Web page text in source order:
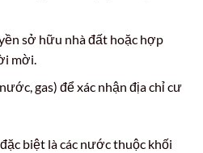
sở hữu nhà đất hoặc hợp
mời.
gas) để xác nhận địa chỉ cư
biệt là các nước thuộc khối